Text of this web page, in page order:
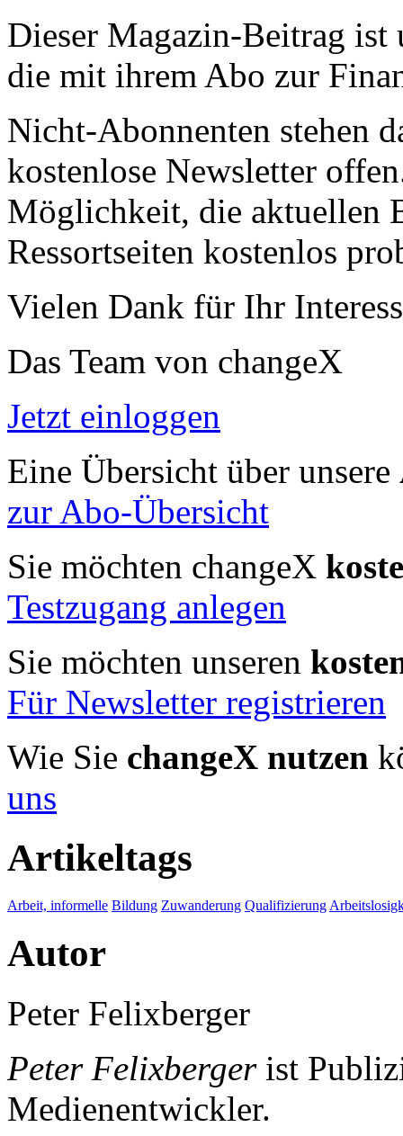
Dieser Magazin-Beitrag ist
die mit ihrem Abo zur
Nicht-Abonnenten stehen
kostenlose Newsletter
Möglichkeit, die aktuellen
Ressortseiten kostenlos
Vielen Dank für Ihr
Das Team von changeX
Jetzt einloggen
Eine Übersicht über unsere
zur Abo-Übersicht
Sie möchten changeX
Testzugang anlegen
Sie möchten unseren
Für Newsletter registrieren
Wie Sie changeX nutzen
uns
Artikeltags
Arbeit, informelle Bildung Zuwanderung Qualifizierung
Autor
Peter Felixberger
Peter Felixbergerist
Medienentwickler.